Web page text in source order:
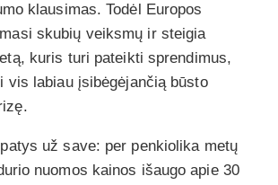
klausimas. Todėl Europos
skubių veiksmų ir steigia
kuris turi pateikti sprendimus,
vis labiau įsibėgėjančią būsto
už save: per penkiolika metų
nuomos kainos išaugo apie 30